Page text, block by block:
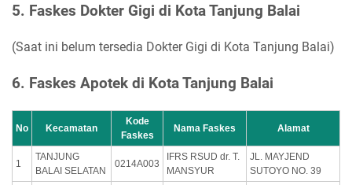
5. Faskes Dokter Gigi di Kota Tanjung Balai
(Saat ini belum tersedia Dokter Gigi di Kota Tanjung Balai)
6. Faskes Apotek di Kota Tanjung Balai
No Kecamatan
Kode
Faskes
Nama Faskes Alamat
1
TANJUNG
BALAI SELATAN
0214A003
IFRS RSUD dr. T.
MANSYUR
JL. MAYJEND
SUTOYO NO. 39